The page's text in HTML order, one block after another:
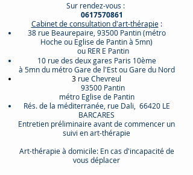
Sur rendez-vous :
0617570861
Cabinet de consultation d'art-thérapie:
38 rue Beaurepaire, 93500 Pantin (métro
Hoche ou Eglise de Pantin à 5mn)
ou RER E Pantin
10 rue des deux gares Paris 10ème
à 5mn du métro Gare de l'Est ou Gare du Nord
3 rue Chevreul
93500 Pantin
​métro Eglise de Pantin
Rés. de la méditerranée, rue Dali, 66420 LE
BARCARES
Entretien préliminaire avant de commencer un
suivi en art-thérapie
Art-thérapie à domicile: En cas d'incapacité de
vous déplacer